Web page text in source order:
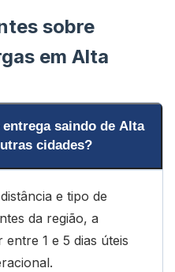
sobre
em Alta
saindo de Alta
cidades?
e tipo de
da região, a
1 e 5 dias úteis